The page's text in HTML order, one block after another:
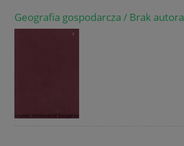
Geografia gospodarcza / Brak autora